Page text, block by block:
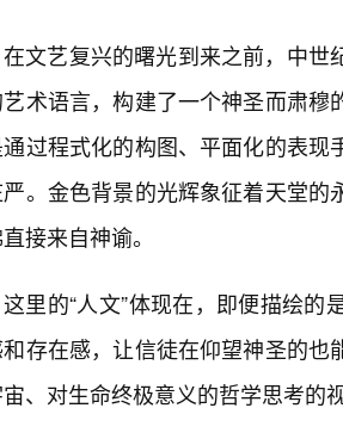
在文艺复兴的曙光到来之前，中世
术语言，构建了一个神圣而肃
过程式化的构图、平面化的表
。金色背景的光辉象征着天堂
接来自神谕。
这里的“人文”体现在，即便描绘
存在感，让信徒在仰望神圣的
、对生命终极意义的哲学思考的